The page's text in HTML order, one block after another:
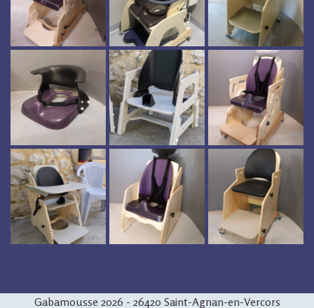
Gabamousse 2026 - 26420 Saint-Agnan-en-Vercors